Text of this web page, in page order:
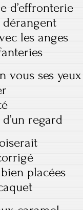
d’effronterie
les anges
vous ses
regard
placées